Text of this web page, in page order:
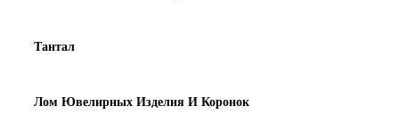
Тантал
Лом Ювелирных Изделия И Коронок